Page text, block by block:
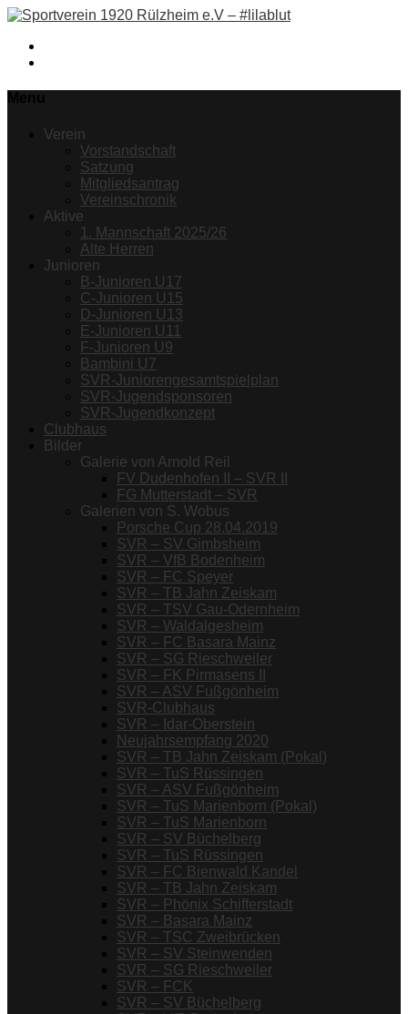
Verein
Vorstandschaft
Satzung
Mitgliedsantrag
Vereinschronik
Aktive
1. Mannschaft 2025/26
Alte Herren
Junioren
B-Junioren U17
C-Junioren U15
D-Junioren U13
E-Junioren U11
F-Junioren U9
Bambini U7
SVR-Juniorengesamtspielplan
SVR-Jugendsponsoren
SVR-Jugendkonzept
Clubhaus
Bilder
Galerie von Arnold Reil
FV Dudenhofen II – SVR II
FG Mutterstadt – SVR
Galerien von S. Wobus
Porsche Cup 28.04.2019
SVR – SV Gimbsheim
SVR – VfB Bodenheim
SVR – FC Speyer
SVR – TB Jahn Zeiskam
SVR – TSV Gau-Odernheim
SVR – Waldalgesheim
SVR – FC Basara Mainz
SVR – SG Rieschweiler
SVR – FK Pirmasens II
SVR – ASV Fußgönheim
SVR-Clubhaus
SVR – Idar-Oberstein
Neujahrsempfang 2020
SVR – TB Jahn Zeiskam (Pokal)
SVR – TuS Rüssingen
SVR – ASV Fußgönheim
SVR – TuS Marienborn (Pokal)
SVR – TuS Marienborn
SVR – SV Büchelberg
SVR – TuS Rüssingen
SVR – FC Bienwald Kandel
SVR – TB Jahn Zeiskam
SVR – Phönix Schifferstadt
SVR – Basara Mainz
SVR – TSC Zweibrücken
SVR – SV Steinwenden
SVR – SG Rieschweiler
SVR – FCK
SVR – SV Büchelberg